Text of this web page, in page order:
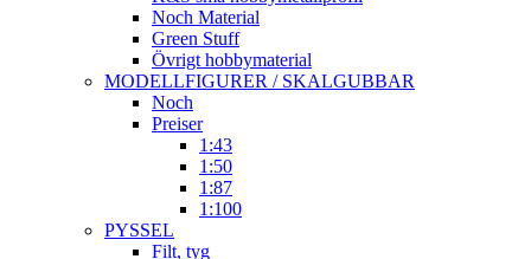
Noch Material
Green Stuff
Övrigt hobbymaterial
MODELLFIGURER / SKALGUBBAR
Noch
Preiser
1:43
1:50
1:87
1:100
PYSSEL
Filt, tyg